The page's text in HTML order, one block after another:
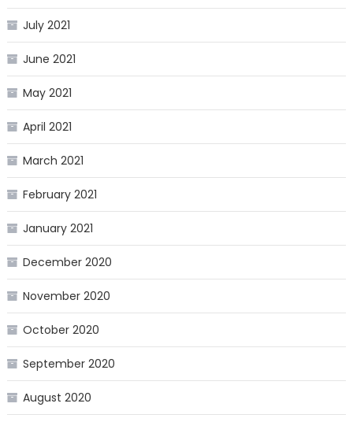
July 2021
June 2021
May 2021
April 2021
March 2021
February 2021
January 2021
December 2020
November 2020
October 2020
September 2020
August 2020